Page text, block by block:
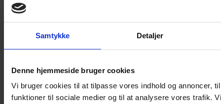
Samtykke Detaljer
Denne hjemmeside bruger cookies
Vi bruger cookies til at tilpasse vores indhold og annoncer,
funktioner til sociale medier og til at analysere vores trafik.
Bure
Kaninbur
Rottebur
Marsvinebur